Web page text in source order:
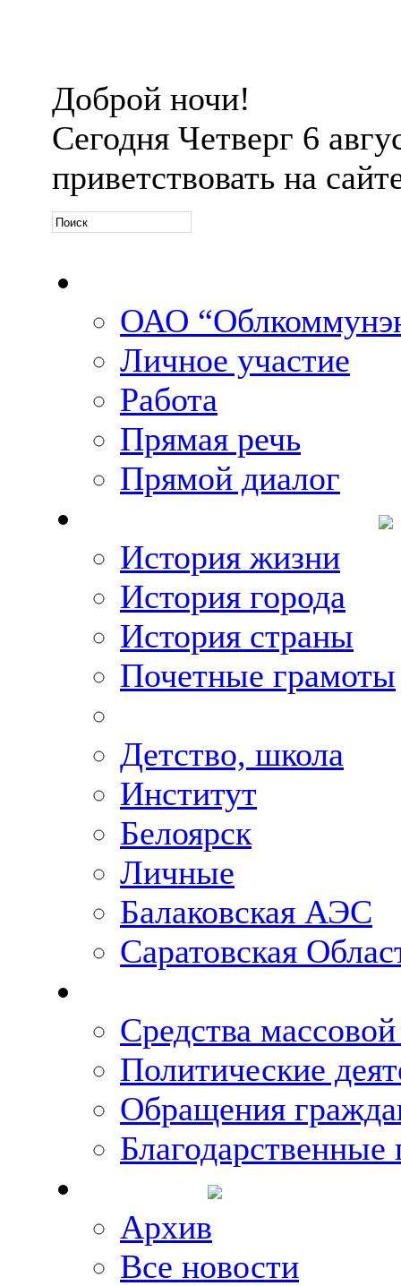
Доброй ночи!
Сегодня Четверг 6
приветствовать на
ОАО
Личное участие
Работа
Прямая речь
Прямой диалог
История жизни
История города
История страны
Почетные грамоты
Детство, школа
Институт
Белоярск
Личные
Балаковская АЭС
Саратовская
Средства
Политические
Обращения
Благодарственные
Архив
Все новости